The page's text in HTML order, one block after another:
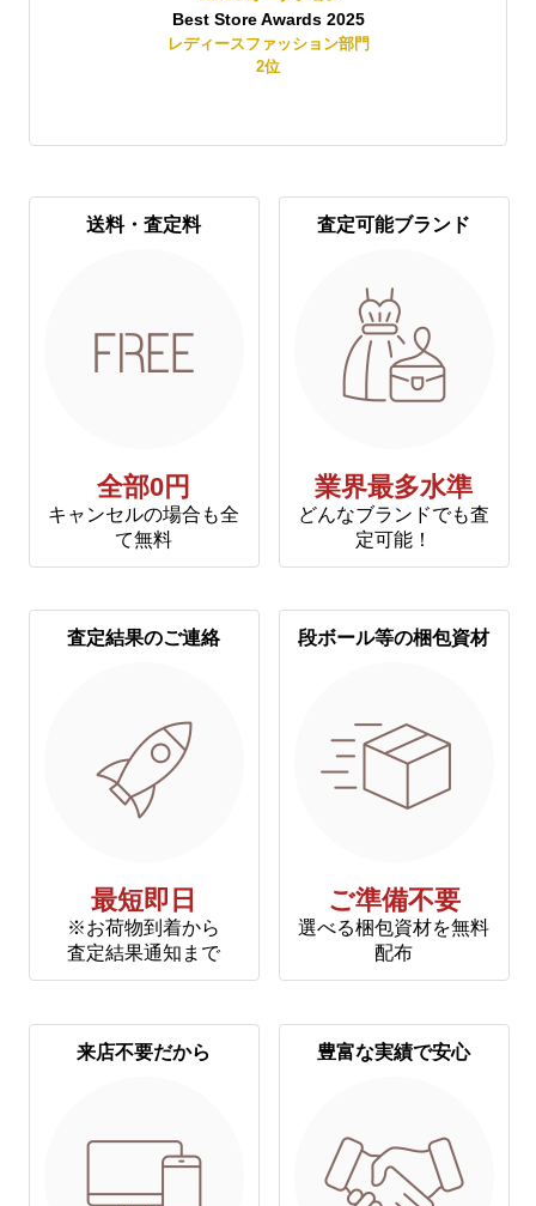
エリアアワード2025
中国エリア エリアカテゴリ賞
レディースファッション部門
送料・査定料
全部0円
キャンセルの場合も全
て無料
査定可能ブランド
業界最多水準
どんなブランドでも査
定可能！
査定結果のご連絡
最短即日
※お荷物到着から
査定結果通知まで
段ボール等の梱包資材
ご準備不要
選べる梱包資材を無料
配布
来店不要だから 豊富な実績で安心